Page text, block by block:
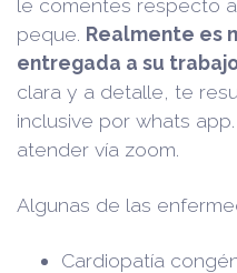
le comentes respecto
peque. Realmente es
entregada a su
clara y a detalle, te
inclusive por whats
atender vía zoom.
Algunas de las
Cardiopatía